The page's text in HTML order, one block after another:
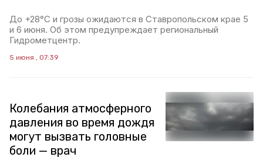
До +28°C и грозы ожидаются в Ставропольском крае 5
и 6 июня. Об этом предупреждает региональный
Гидрометцентр.
5 июня , 07:39
Колебания атмосферного
давления во время дождя
могут вызвать головные
боли — врач